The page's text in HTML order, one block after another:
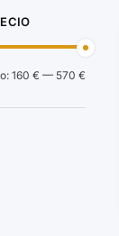
160 € — 570 €